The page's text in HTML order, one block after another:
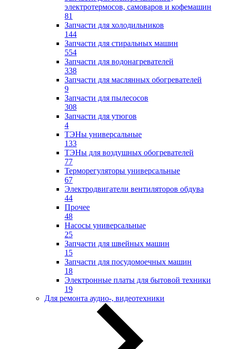
электротермосов, самоваров и кофемашин
81
Запчасти для холодильников
144
Запчасти для стиральных машин
554
Запчасти для водонагревателей
338
Запчасти для маслянных обогревателей
9
Запчасти для пылесосов
308
Запчасти для утюгов
4
ТЭНы универсальные
133
ТЭНы для воздушных обогревателей
77
Терморегуляторы универсальные
67
Электродвигатели вентиляторов обдува
44
Прочее
48
Насосы универсальные
25
Запчасти для швейных машин
15
Запчасти для посудомоечных машин
18
Электронные платы для бытовой техники
19
Для ремонта аудио-, видеотехники